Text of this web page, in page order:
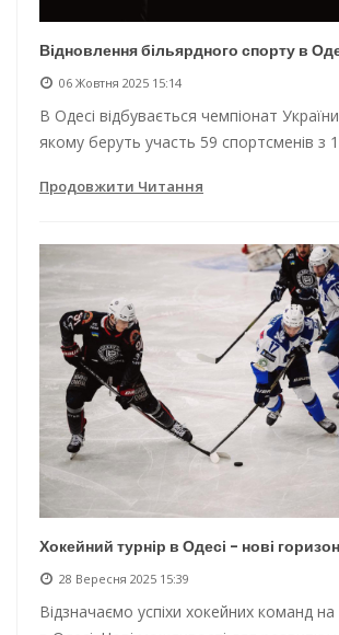
Відновлення більярдного спорту в
06 Жовтня 2025 15:14
В Одесі відбувається чемпіонат
якому беруть участь 59 спортсменів з
Продовжити Читання
Хокейний турнір в Одесі - нові
28 Вересня 2025 15:39
Відзначаємо успіхи хокейних команд на